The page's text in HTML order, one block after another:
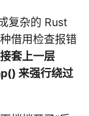
复杂的 Rust
借用检查报错
套上一层
来强行绕过